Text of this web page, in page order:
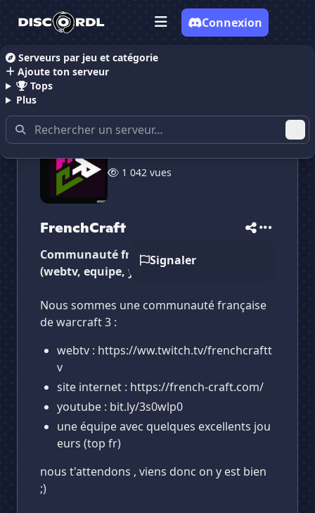
Serveurs par jeu et catégorie
Ajoute ton serveur
Tops
Plus
Connexion
Accueil Serveurs Discord Gaming
1 042 vues
FrenchCraft
Signaler
Communauté française de warcraft 3
(webtv, equipe, youtube..).
Nous sommes une communauté française
de warcraft 3 :
webtv : https://ww.twitch.tv/frenchcraftt
v
site internet : https://french-craft.com/
youtube : bit.ly/3s0wlp0
une équipe avec quelques excellents jou
eurs (top fr)
nous t'attendons , viens donc on y est bien
;)
Es-tu sûr de vouloir supprimer ton avis de ce
serveur ?
Supprimer